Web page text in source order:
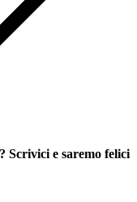
Scrivici e saremo felici